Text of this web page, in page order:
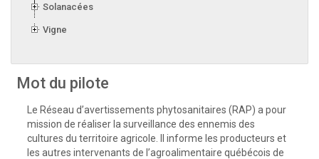
Solanacées
Vigne
Mot du pilote
Le Réseau d’avertissements phytosanitaires (RAP) a pour
mission de réaliser la surveillance des ennemis des
cultures du territoire agricole. Il informe les producteurs et
les autres intervenants de l’agroalimentaire québécois de